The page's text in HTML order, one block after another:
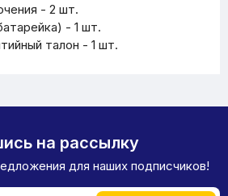
- 2 шт.
- 1 шт.
талон - 1 шт.
на рассылку
для наших подписчиков!